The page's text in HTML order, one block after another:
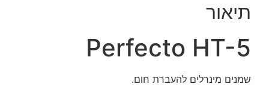
תיאור
Perfecto HT-5
שמנים מינרלים להעברת חום.